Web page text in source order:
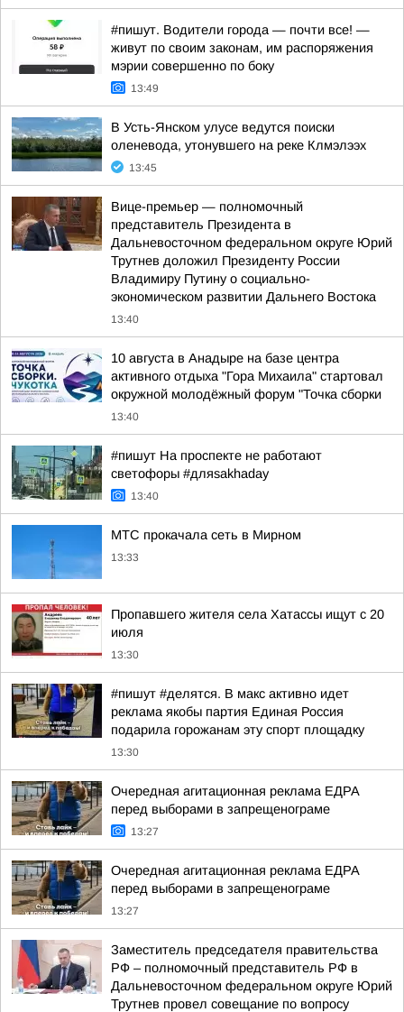
#пишут. Водители города — почти все! —
живут по своим законам, им распоряжения
мэрии совершенно по боку
13:49
В Усть-Янском улусе ведутся поиски
оленевода, утонувшего на реке Клмэлээх
13:45
Вице-премьер — полномочный
представитель Президента в
Дальневосточном федеральном округе Юрий
Трутнев доложил Президенту России
Владимиру Путину о социально-
экономическом развитии Дальнего Востока
13:40
10 августа в Анадыре на базе центра
активного отдыха "Гора Михаила" стартовал
окружной молодёжный форум "Точка сборки
13:40
#пишут На проспекте не работают
светофоры #дляsakhaday
13:40
МТС прокачала сеть в Мирном
13:33
Пропавшего жителя села Хатассы ищут с 20
июля
13:30
#пишут #делятся. В макс активно идет
реклама якобы партия Единая Россия
подарила горожанам эту спорт площадку
13:30
Очередная агитационная реклама ЕДРА
перед выборами в запрещенограме
13:27
Очередная агитационная реклама ЕДРА
перед выборами в запрещенограме
13:27
Заместитель председателя правительства
РФ – полномочный представитель РФ в
Дальневосточном федеральном округе Юрий
Трутнев провел совещание по вопросу